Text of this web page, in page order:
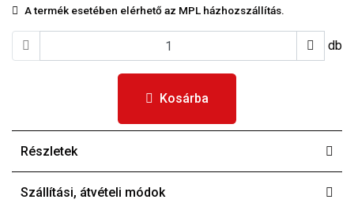
A termék esetében elérhető az MPL házhozszállítás.
db
Kosárba
Részletek
Szállítási, átvételi módok